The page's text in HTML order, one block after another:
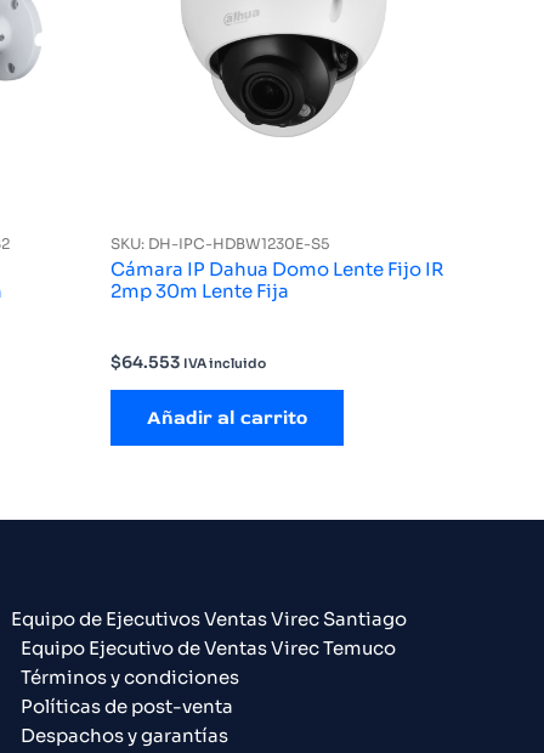
SKU: DH-IPC-HDBW1230E-S5
Cámara IP Dahua Domo Lente Fijo IR
2mp 30m Lente Fija
$64.553 IVA incluido
Añadir al carrito
Equipo de Ejecutivos Ventas Virec Santiago
Equipo Ejecutivo de Ventas Virec Temuco
Términos y condiciones
Políticas de post-venta
Despachos y garantías